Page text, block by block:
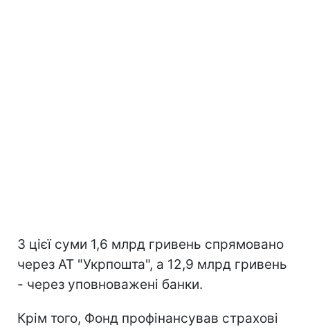
З цієї суми 1,6 млрд гривень спрямовано
через АТ "Укрпошта", а 12,9 млрд гривень
- через уповноважені банки.
Крім того, Фонд профінансував страхові